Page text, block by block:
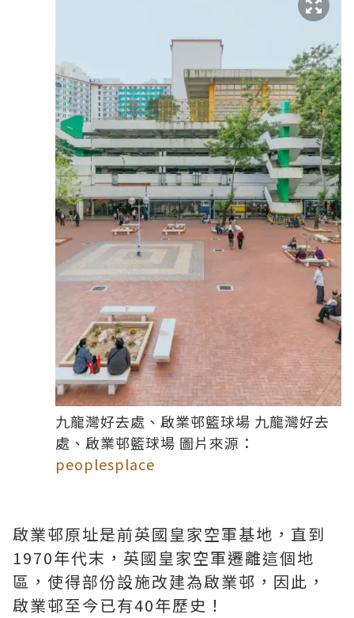
九龍灣好去處、啟業邨籃球場 九龍灣好去
處、啟業邨籃球場 圖片來源：
peoplesplace
啟業邨原址是前英國皇家空軍基地，直到
1970年代末，英國皇家空軍遷離這個地
區，使得部份設施改建為啟業邨，因此，
啟業邨至今已有40年歷史！